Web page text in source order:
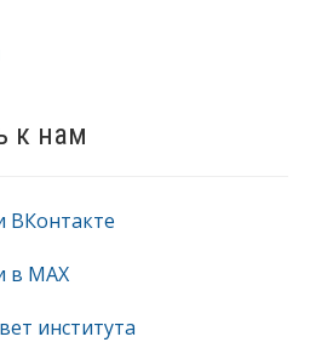
к нам
ВКонтакте
в MAX
института